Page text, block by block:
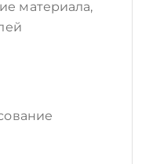
материала,